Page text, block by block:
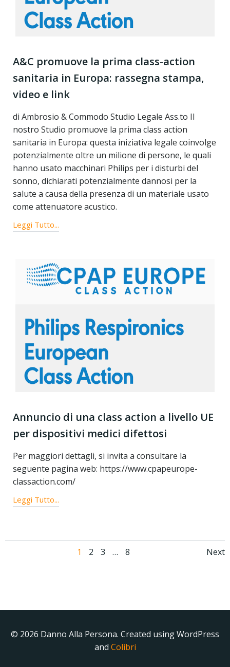
A&C promuove la prima class-action
sanitaria in Europa: rassegna stampa,
video e link
di Ambrosio & Commodo Studio Legale Ass.to Il
nostro Studio promuove la prima class action
sanitaria in Europa: questa iniziativa legale coinvolge
potenzialmente oltre un milione di persone, le quali
hanno usato macchinari Philips per i disturbi del
sonno, dichiarati potenzialmente dannosi per la
salute a causa della presenza di un materiale usato
come attenuatore acustico.
Leggi Tutto...
Annuncio di una class action a livello UE
per dispositivi medici difettosi
Per maggiori dettagli, si invita a consultare la
seguente pagina web: https://www.cpapeurope-
classaction.com/
Leggi Tutto...
1 2 3 … 8 Next
© 2026 Danno Alla Persona. Created using WordPress
and Colibri